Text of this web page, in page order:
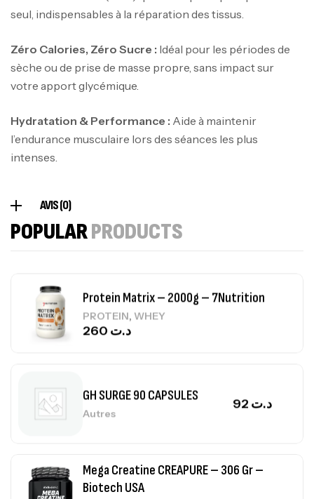
seul, indispensables à la réparation des tissus.
Zéro Calories, Zéro Sucre : Idéal pour les périodes de
sèche ou de prise de masse propre, sans impact sur
votre apport glycémique.
Hydratation & Performance : Aide à maintenir
l’endurance musculaire lors des séances les plus
intenses.
AVIS (0)
POPULARPRODUCTS
100% Pure Whey – 2,27kg – BIOTECHUSA
Autres
د.ت
Omega 3 – 100 Gélules – Scitec Nutrition
Autres
د.ت84
CREATINE
Protein Matrix – 2000g – 7Nutrition
PROTEIN, WHEY
د.ت
GH SURGE 90 CAPSULES
Autres
د.ت
Mega Creatine CREAPURE – 306 Gr –
Biotech USA